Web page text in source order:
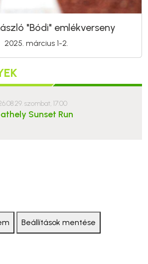
"Bódi" emlékverseny
2025. március 1-2.
szombat, 17:00
Sunset Run
Beállítások mentése